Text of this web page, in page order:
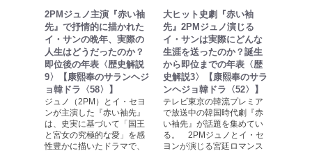
2PMジュノ主演『赤い袖
先』で抒情的に描かれた
イ・サンの晩年、実際の
人生はどうだったのか？
即位後の年表〈歴史解説
9〉【康熙奉のサランヘジ
ョ韓ドラ〈58〉】
ジュノ（2PM）とイ・セヨ
ンが主演した『赤い袖先』
は、史実に基づいて「国王
と宮女の究極的な愛」を感
性豊かに描いたドラマで、
大ヒット史劇『赤い袖
先』2PMジュノ演じる
イ・サンは実際にどんな
生涯を送ったのか？誕生
から即位までの年表〈歴
史解説3〉【康熙奉のサラ
ンヘジョ韓ドラ〈52〉】
テレビ東京の韓流プレミア
で放送中の韓国時代劇『赤
い袖先』が話題を集めてい
る。 2PMジュノとイ・セ
ヨンが演じる宮廷ロマンス